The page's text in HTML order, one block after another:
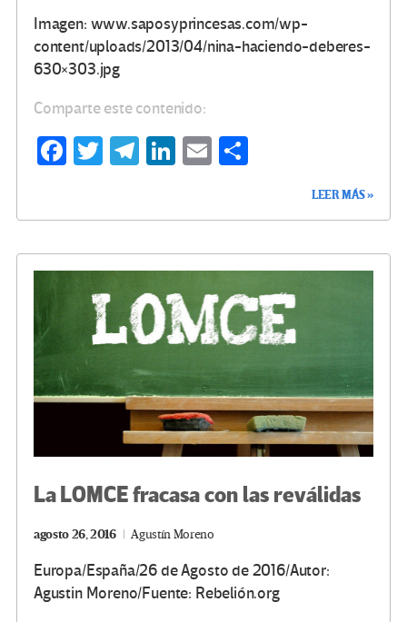
Imagen: www.saposyprincesas.com/wp-
content/uploads/2013/04/nina-haciendo-deberes-
630×303.jpg
Comparte este contenido:
Fa
o
T
Te
m
Li
n
E
ar
tir
LEER MÁS »
La LOMCE fracasa con las reválidas
agosto 26, 2016 Agustín Moreno
Europa/España/26 de Agosto de 2016/Autor:
Agustin Moreno/Fuente: Rebelión.org